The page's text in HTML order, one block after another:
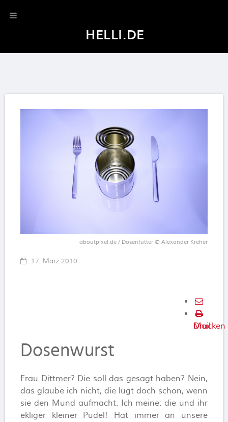
HELLI.DE
aboutpixel.de / Dosenfutter © Alexander Kreher
17. März 2010
E-
Mail
Drucken
Dosenwurst
Frau Dittmer? Die soll das gesagt haben? Nein,
das glaube ich nicht, die lügt doch schon, wenn
sie den Mund aufmacht. Ich meine: die und ihr
ekliger kleiner Pudel! Hat immer an unsere